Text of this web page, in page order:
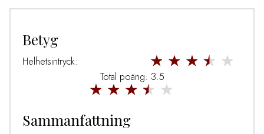
Betyg
Helhetsintryck:
Total poäng: 3.5
Sammanfattning